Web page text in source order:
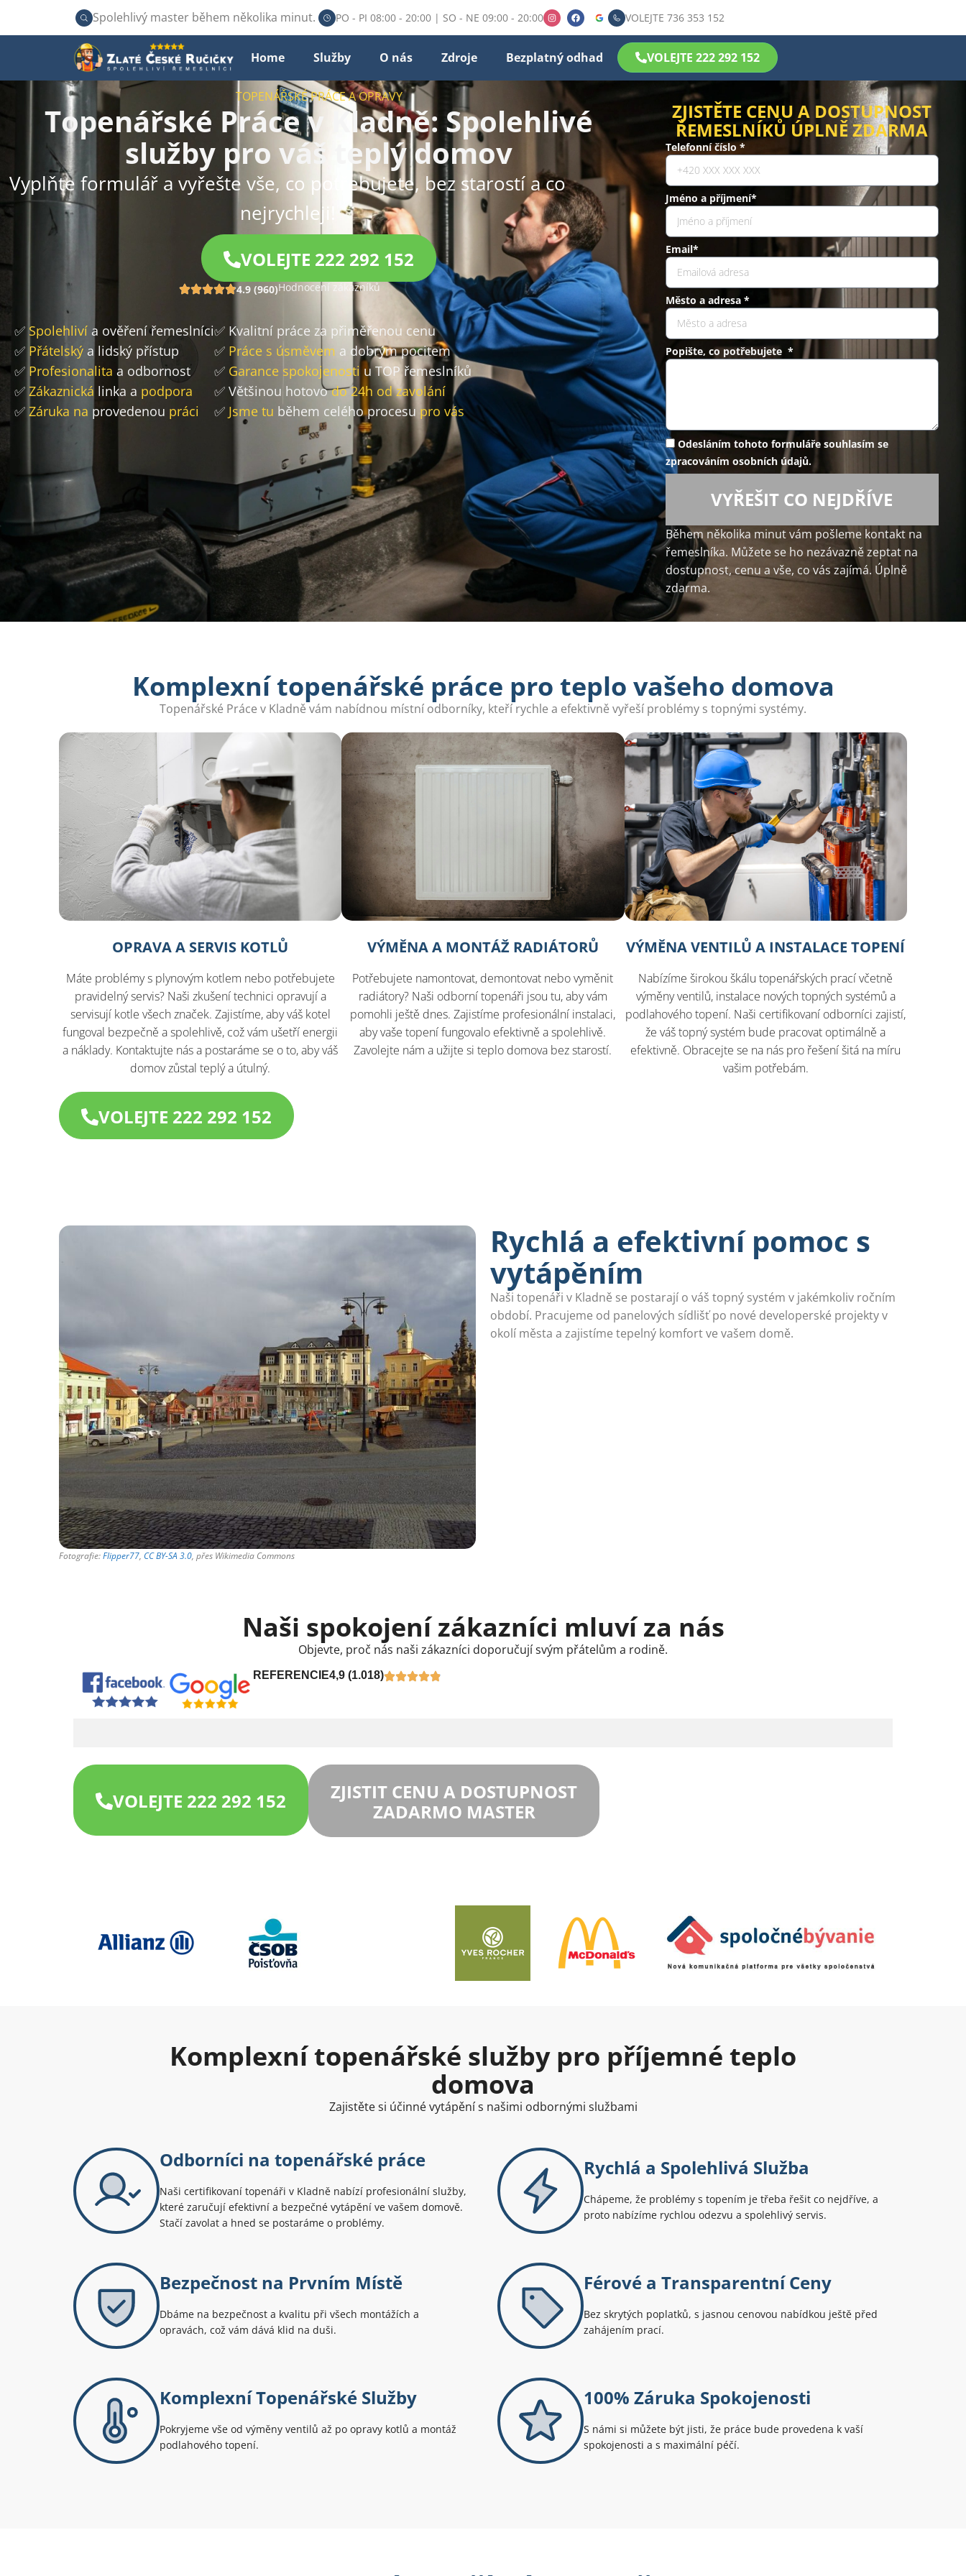
Spolehlivý master během několika minut. PO - PI 08:00 - 20:00 | SO - NE 09:00 - 20:00 VOLEJTE 736 353 152
Home Služby O nás Zdroje Bezplatný odhad VOLEJTE 222 292 152
TOPENÁŘSKÉ PRÁCE A OPRAVY
Topenářské Práce v Kladně: Spolehlivé
služby pro váš teplý domov
Vyplňte formulář a vyřešte vše, co potřebujete, bez starostí a co
nejrychleji!
VOLEJTE 222 292 152
4.9 (960)Hodnocení zákazníků
✅ Spolehliví a ověření řemeslníci
✅ Přátelský a lidský přístup
✅ Profesionalita a odbornost
✅ Zákaznická linka a podpora
✅ Záruka na provedenou práci
✅ Kvalitní práce za přiměřenou cenu
✅ Práce s úsměvem a dobrým pocitem
✅ Garance spokojenosti u TOP řemeslníků
✅ Většinou hotovodo 24h od zavolání
✅ Jsme tu během celého procesu pro vás
ZJISTĚTE CENU A DOSTUPNOST
ŘEMESLNÍKŮ ÚPLNĚ ZDARMA
Telefonní číslo *
Jméno a příjmení*
Email*
Město a adresa *
Popište, co potřebujete *
Odesláním tohoto formuláře souhlasím se
zpracováním osobních údajů.
VYŘEŠIT CO NEJDŘÍVE
Během několika minut vám pošleme kontakt na
řemeslníka. Můžete se ho nezávazně zeptat na
dostupnost, cenu a vše, co vás zajímá. Úplně
zdarma.
Komplexní topenářské práce pro teplo vašeho domova
Topenářské Práce v Kladně vám nabídnou místní odborníky, kteří rychle a efektivně vyřeší problémy s topnými systémy.
OPRAVA A SERVIS KOTLŮ
Máte problémy s plynovým kotlem nebo potřebujete
pravidelný servis? Naši zkušení technici opravují a
servisují kotle všech značek. Zajistíme, aby váš kotel
fungoval bezpečně a spolehlivě, což vám ušetří energii
a náklady. Kontaktujte nás a postaráme se o to, aby váš
domov zůstal teplý a útulný.
VÝMĚNA A MONTÁŽ RADIÁTORŮ
Potřebujete namontovat, demontovat nebo vyměnit
radiátory? Naši odborní topenáři jsou tu, aby vám
pomohli ještě dnes. Zajistíme profesionální instalaci,
aby vaše topení fungovalo efektivně a spolehlivě.
Zavolejte nám a užijte si teplo domova bez starostí.
VÝMĚNA VENTILŮ A INSTALACE TOPENÍ
Nabízíme širokou škálu topenářských prací včetně
výměny ventilů, instalace nových topných systémů a
podlahového topení. Naši certifikovaní odborníci zajistí,
že váš topný systém bude pracovat optimálně a
efektivně. Obracejte se na nás pro řešení šitá na míru
vašim potřebám.
VOLEJTE 222 292 152
Fotografie:Flipper77, CC BY-SA 3.0, přes Wikimedia Commons
Rychlá a efektivní pomoc s
vytápěním
Naši topenáři v Kladně se postarají o váš topný systém v jakémkoliv ročním
období. Pracujeme od panelových sídlišť po nové developerské projekty v
okolí města a zajistíme tepelný komfort ve vašem domě.
Naši spokojení zákazníci mluví za nás
Objevte, proč nás naši zákazníci doporučují svým přátelům a rodině.
REFERENCIE4,9 (1.018)
VOLEJTE 222 292 152
ZJISTIT CENU A DOSTUPNOST
ZADARMO MASTER
Komplexní topenářské služby pro příjemné teplo
domova
Zajistěte si účinné vytápění s našimi odbornými službami
Odborníci na topenářské práce
Naši certifikovaní topenáři v Kladně nabízí profesionální služby,
které zaručují efektivní a bezpečné vytápění ve vašem domově.
Stačí zavolat a hned se postaráme o problémy.
Rychlá a Spolehlivá Služba
Chápeme, že problémy s topením je třeba řešit co nejdříve, a
proto nabízíme rychlou odezvu a spolehlivý servis.
Bezpečnost na Prvním Místě
Dbáme na bezpečnost a kvalitu při všech montážích a
opravách, což vám dává klid na duši.
Férové a Transparentní Ceny
Bez skrytých poplatků, s jasnou cenovou nabídkou ještě před
zahájením prací.
Komplexní Topenářské Služby
Pokryjeme vše od výměny ventilů až po opravy kotlů a montáž
podlahového topení.
100% Záruka Spokojenosti
S námi si můžete být jisti, že práce bude provedena k vaší
spokojenosti a s maximální péčí.